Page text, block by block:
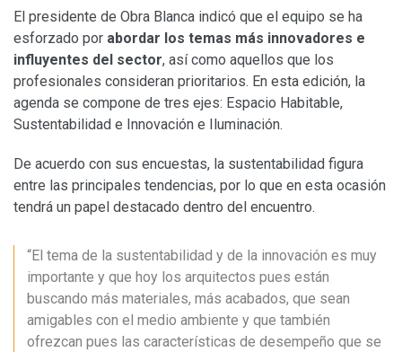
El presidente de Obra Blanca indicó que el equipo se ha
esforzado por abordar los temas más innovadores e
influyentes del sector, así como aquellos que los
profesionales consideran prioritarios. En esta edición, la
agenda se compone de tres ejes: Espacio Habitable,
Sustentabilidad e Innovación e Iluminación.
De acuerdo con sus encuestas, la sustentabilidad figura
entre las principales tendencias, por lo que en esta ocasión
tendrá un papel destacado dentro del encuentro.
“El tema de la sustentabilidad y de la innovación es muy
importante y que hoy los arquitectos pues están
buscando más materiales, más acabados, que sean
amigables con el medio ambiente y que también
ofrezcan pues las características de desempeño que se